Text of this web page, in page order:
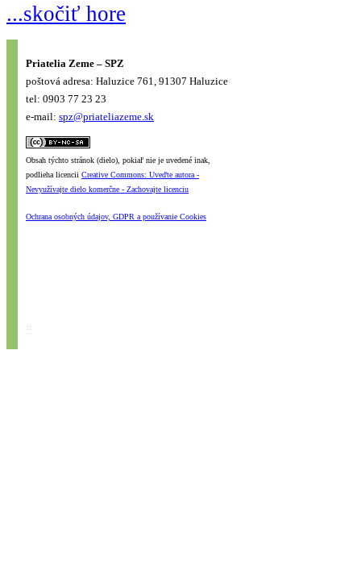
...skočiť hore
Priatelia Zeme – SPZ
poštová adresa: Haluzice 761, 91307 Haluzice
tel: 0903 77 23 23
e-mail: spz@priateliazeme.sk
Obsah týchto stránok (dielo), pokiaľ nie je uvedené inak,
podlieha licencii Creative Commons: Uveďte autora -
Nevyužívajte dielo komerčne - Zachovajte licenciu
Ochrana osobných údajov, GDPR a používanie Cookies